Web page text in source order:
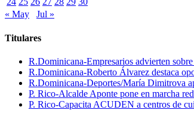
« May
Jul »
Titulares
R.Dominicana-Empresarios advierten
R.Dominicana-Roberto Álvarez destaca
R.Dominicana-Deportes/María Dimitrova
P. Rico-Alcalde Aponte pone en marcha
P. Rico-Capacita ACUDEN a centros de